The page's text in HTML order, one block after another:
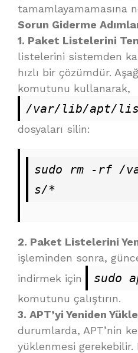
tamamlayamamasına
Sorun Giderme
1. Paket Listelerini
listelerini sistemden
hızlı bir çözümdür.
komutunu kullanarak,
/var/lib/apt/
dosyaları silin:
sudo rm -rf /
s/*
2. Paket Listelerini
işleminden sonra,
indirmek için
sudo
komutunu çalıştırın.
3. APT’yi Yeniden
durumlarda, APT’nin
yüklenmesi gerekebilir.